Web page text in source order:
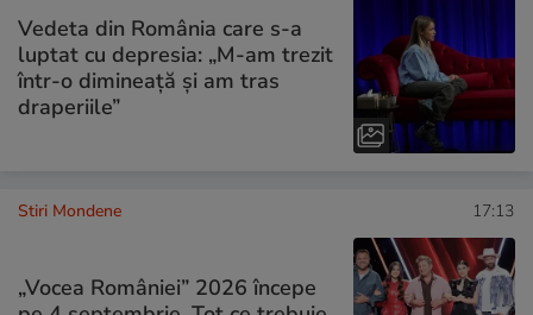
Vedeta din România care s-a
luptat cu depresia: „M-am trezit
într-o dimineață și am tras
draperiile”
Stiri Mondene 17:13
„Vocea României” 2026 începe